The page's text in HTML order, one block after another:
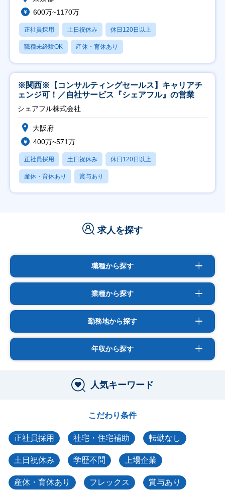
600万~1170万
正社員採用 土日祝休み 休日120日以上
職種未経験OK 産休・育休あり
※関西※【コンサルティングセールス】キャリアチ
ェンジ可！／自社サービス『シェアフル』の営業
シェアフル株式会社
大阪府
400万~571万
正社員採用 土日祝休み 休日120日以上
産休・育休あり 賞与あり
求人を探す
職種から探す
業種から探す
勤務地から探す
年収から探す
人気キーワード
こだわり条件
正社員採用 社宅・住宅補助 転勤なし
土日祝休み 学歴不問 上場企業
産休・育休あり フレックス 賞与あり